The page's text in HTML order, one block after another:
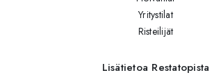
Yritystilat
Risteilijät
Lisätietoa Restatopista